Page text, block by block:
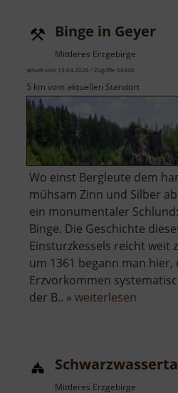
Binge in Geyer
Mittleres Erzgebirge
aktuell vom 13.04.2026 / Zugriffe: 64446
5 km vom aktuellen Standort
Wo einst Bergleute dem
mühsam Zinn und Silber
ein monumentaler
Binge. Die Geschichte
Einsturzkessels reicht weit
um 1361 begann man hier,
Erzvorkommen
der B.. » weiterlesen
Mittleres Erzgebirge